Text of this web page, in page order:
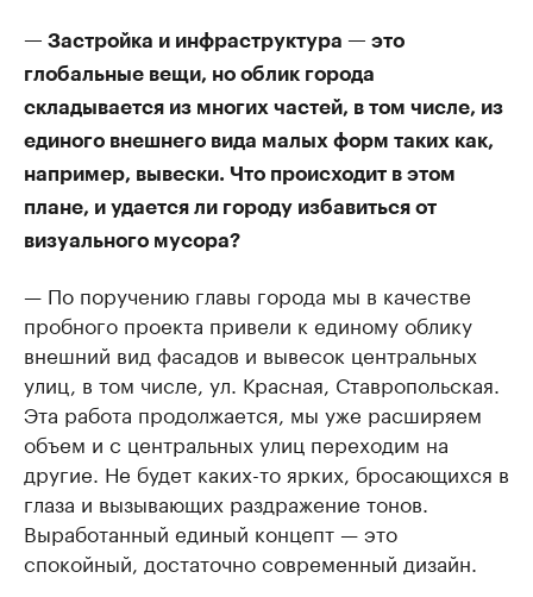
— Застройка и инфраструктура — это
глобальные вещи, но облик города
складывается из многих частей, в том числе, из
единого внешнего вида малых форм таких как,
например, вывески. Что происходит в этом
плане, и удается ли городу избавиться от
визуального мусора?
— По поручению главы города мы в качестве
пробного проекта привели к единому облику
внешний вид фасадов и вывесок центральных
улиц, в том числе, ул. Красная, Ставропольская.
Эта работа продолжается, мы уже расширяем
объем и с центральных улиц переходим на
другие. Не будет каких-то ярких, бросающихся в
глаза и вызывающих раздражение тонов.
Выработанный единый концепт — это
спокойный, достаточно современный дизайн.